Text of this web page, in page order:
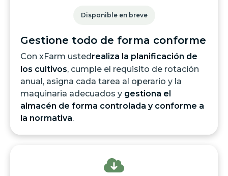
Disponible en breve
Gestione todo de forma conforme
Con xFarm usted realiza la planificación de
los cultivos, cumple el requisito de rotación
anual, asigna cada tarea al operario y la
maquinaria adecuados y gestiona el
almacén de forma controlada y conforme a
la normativa.